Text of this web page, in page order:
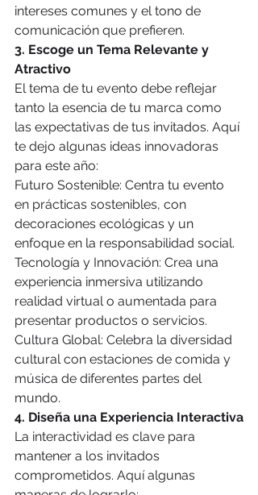
intereses comunes y el tono de
comunicación que prefieren.
3. Escoge un Tema Relevante y
Atractivo
El tema de tu evento debe reflejar
tanto la esencia de tu marca como
las expectativas de tus invitados. Aquí
te dejo algunas ideas innovadoras
para este año:
Futuro Sostenible: Centra tu evento
en prácticas sostenibles, con
decoraciones ecológicas y un
enfoque en la responsabilidad social.
Tecnología y Innovación: Crea una
experiencia inmersiva utilizando
realidad virtual o aumentada para
presentar productos o servicios.
Cultura Global: Celebra la diversidad
cultural con estaciones de comida y
música de diferentes partes del
mundo.
4. Diseña una Experiencia Interactiva
La interactividad es clave para
mantener a los invitados
comprometidos. Aquí algunas